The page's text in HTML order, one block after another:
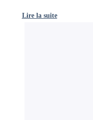
Lire la suite